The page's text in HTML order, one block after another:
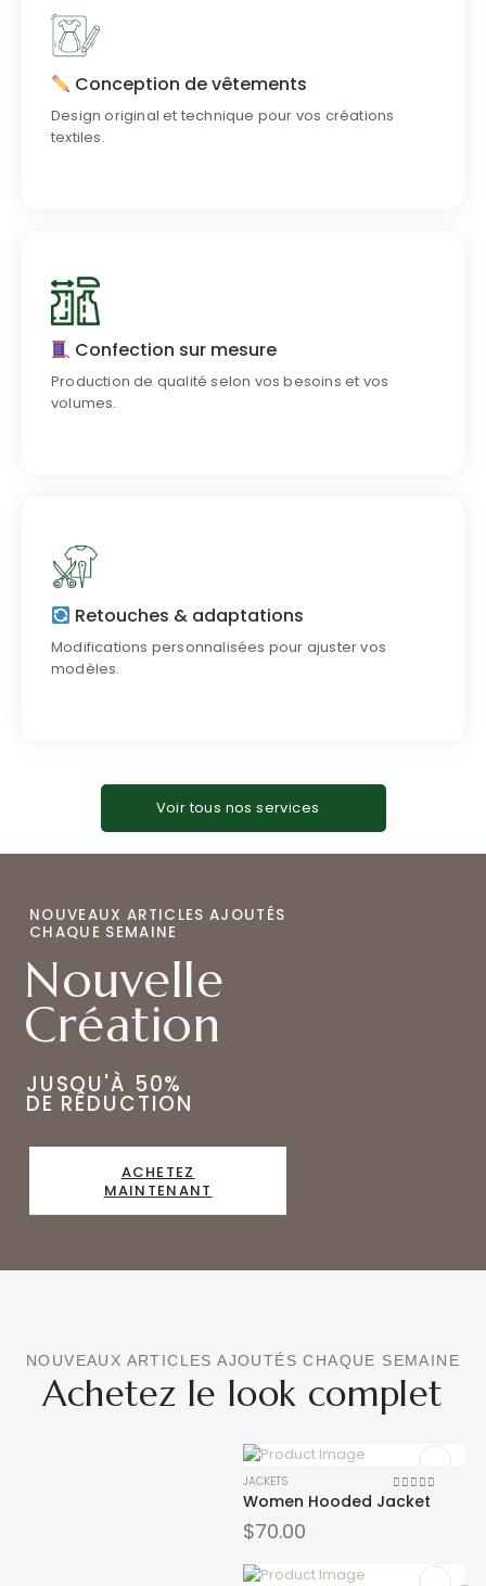
Conception de vêtements
Design original et technique pour vos créations
textiles.
En savoir plus
Confection sur mesure
Production de qualité selon vos besoins et vos
volumes.
Découvrir notre méthode
Retouches & adaptations
Modifications personnalisées pour ajuster vos
modèles.
Voir nos solutions
Voir tous nos services
NOUVEAUX ARTICLES AJOUTÉS
CHAQUE SEMAINE
Nouvelle
Création
JUSQU'À 50%
DE RÉDUCTION
ACHETEZ
MAINTENANT
NOUVEAUX ARTICLES AJOUTÉS CHAQUE SEMAINE
Achetez le look complet
JACKETS
0sur 5
Women Hooded Jacket
$70.00